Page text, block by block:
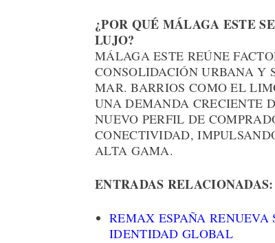
¿POR QUÉ MÁLAGA ESTE
LUJO?
MÁLAGA ESTE REÚNE
CONSOLIDACIÓN URBANA Y
MAR. BARRIOS COMO EL
UNA DEMANDA CRECIENTE
NUEVO PERFIL DE
CONECTIVIDAD,
ALTA GAMA.
ENTRADAS RELACIONADAS:
REMAX ESPAÑA
IDENTIDAD GLOBAL